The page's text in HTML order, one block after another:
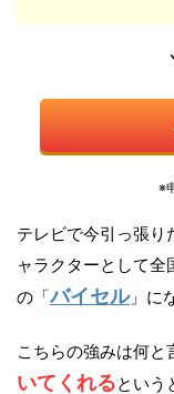
※
テレビで今引っ張り
ャラクターとして全
の「バイセル」に
こちらの強みは何と
いてくれるという